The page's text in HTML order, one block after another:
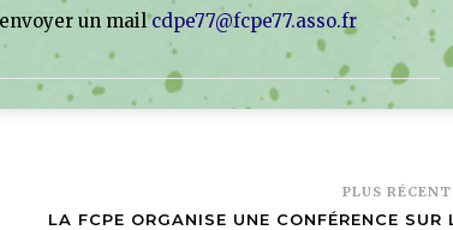
envoyer un mailcdpe77@fcpe77.asso.fr
PLUS
LA FCPE ORGANISE UNE CONFÉRENCE SUR